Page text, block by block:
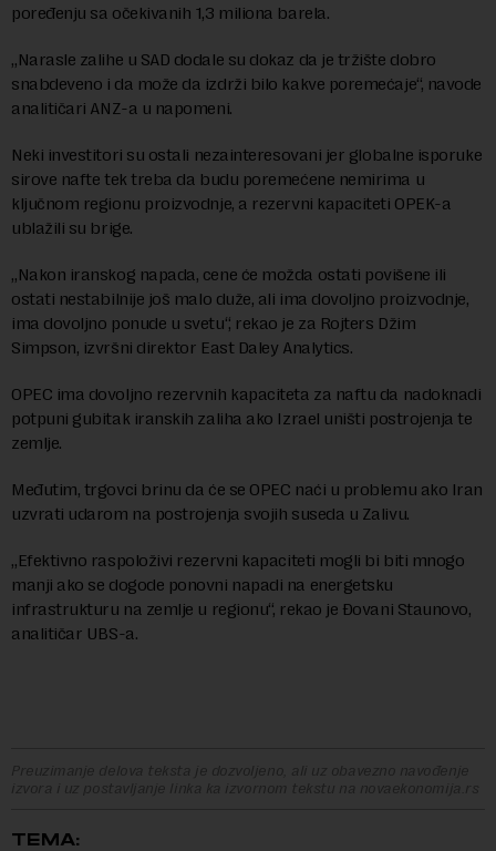
poređenju sa očekivanih 1,3 miliona barela.
„Narasle zalihe u SAD dodale su dokaz da je tržište dobro
snabdeveno i da može da izdrži bilo kakve poremećaje“, navode
analitičari ANZ-a u napomeni.
Neki investitori su ostali nezainteresovani jer globalne isporuke
sirove nafte tek treba da budu poremećene nemirima u
ključnom regionu proizvodnje, a rezervni kapaciteti OPEK-a
ublažili su brige.
„Nakon iranskog napada, cene će možda ostati povišene ili
ostati nestabilnije još malo duže, ali ima dovoljno proizvodnje,
ima dovoljno ponude u svetu“, rekao je za Rojters Džim
Simpson, izvršni direktor East Daley Analytics.
OPEC ima dovoljno rezervnih kapaciteta za naftu da nadoknadi
potpuni gubitak iranskih zaliha ako Izrael uništi postrojenja te
zemlje.
Međutim, trgovci brinu da će se OPEC naći u problemu ako Iran
uzvrati udarom na postrojenja svojih suseda u Zalivu.
„Efektivno raspoloživi rezervni kapaciteti mogli bi biti mnogo
manji ako se dogode ponovni napadi na energetsku
infrastrukturu na zemlje u regionu“, rekao je Đovani Staunovo,
analitičar UBS-a.
Preuzimanje delova teksta je dozvoljeno, ali uz obavezno navođenje
izvora i uz postavljanje linka ka izvornom tekstu na novaekonomija.rs
TEMA: